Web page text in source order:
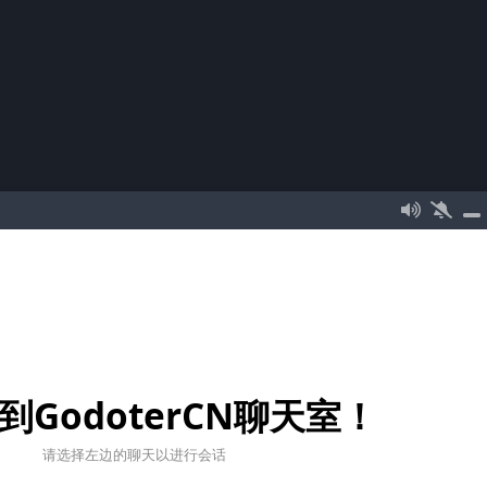
GodoterCN聊天室！
请选择左边的聊天以进行会话